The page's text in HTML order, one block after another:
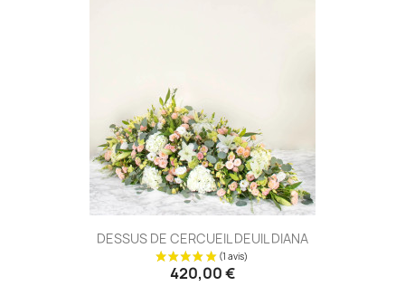
DESSUS DE CERCUEIL DEUIL DIANA
420,00 €